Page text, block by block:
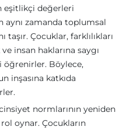
eşitlikçi değerleri
aynı zamanda toplumsal
taşır. Çocuklar, farklılıkları
insan haklarına saygı
Böylece,
inşasına katkıda
normlarının yeniden
oynar. Çocukların